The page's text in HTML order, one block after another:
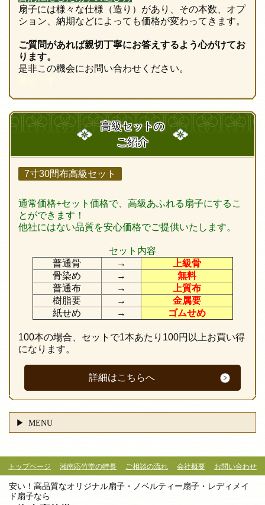
扇子には様々な仕様（造り）があり、その本数、オプ
ション、納期などによっても価格が変わってきます。
ご質問があれば親切丁寧にお答えするよう心がけてお
ります。
是非この機会にお問い合わせください。
高級セットの
ご紹介
7寸30間布高級セット
通常価格+セット価格で、高級あふれる扇子にするこ
とができます！
他社にはない品質を安心価格でご提供いたします。
セット内容
普通骨
→
上級骨
骨染め
→
無料
普通布
→
上質布
樹脂要
→
金属要
紙せめ
→ ゴムせめ
100本の場合、セットで1本あたり100円以上お買い得
になります。
詳細はこちらへ
MENU
トップページ 湘南応竹堂の特長 ご相談の流れ 会社概要 お問い合わせ
安い！高品質なオリジナル扇子・ノベルティー扇子・レディメイ
ド扇子なら